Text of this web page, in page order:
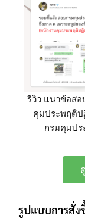
รีวิว แนวข้อส
คุมประพฤติ
กรมคุมปร
รูปแบบการสั่ง